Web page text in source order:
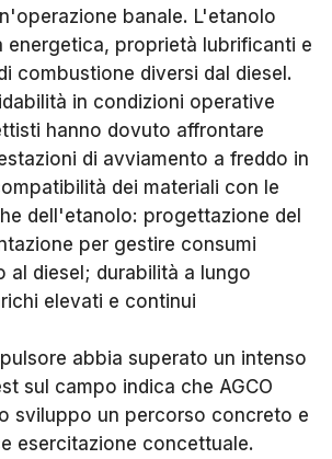
banale. L'etanolo
energetica, proprietà lubrificanti e
combustione diversi dal diesel.
in condizioni operative
hanno dovuto affrontare
di avviamento a freddo in
dei materiali con le
dell'etanolo: progettazione del
per gestire consumi
al diesel; durabilità a lungo
elevati e continui
abbia superato un intenso
sul campo indica che AGCO
sviluppo un percorso concreto e
esercitazione concettuale.